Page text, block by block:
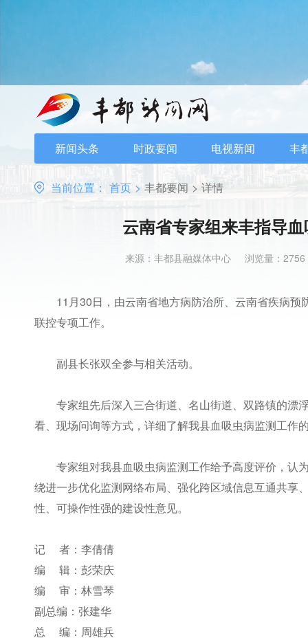
新闻头条 时政要闻 电视新闻 丰
当前位置： 首页 > 丰都要闻 > 详情
云南省专家组来丰指导
来源：丰都县融媒体中心 浏览量：2756
11月30日，由云南省地方病防治所、云南省疾病
联控专项工作。
副县长张双全参与相关活动。
专家组先后深入三合街道、名山街道、双路镇的漂
看、现场问询等方式，详细了解我县血吸虫病监测工作
专家组对我县血吸虫病监测工作给予高度评价，认
绕进一步优化监测网络布局、强化跨区域信息互通共享
性、可操作性强的建设性意见。
记 者：李倩倩
编 辑：彭荣庆
编 审：林雪琴
副总编：张建华
总 编：周雄兵